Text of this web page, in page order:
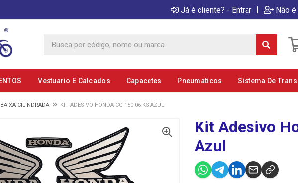
Já é cliente? - Entrar | Não
Vestuario E Calcados Capacetes Pneumaticos Sistema De
BAIXA CILINDRADA KIT ADESIVO HONDA CG 150 06 KS AZUL
Kit Adesivo
Azul